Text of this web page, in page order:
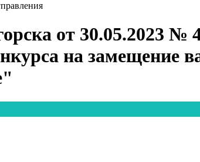
от 30.05.2023 №
на замещение